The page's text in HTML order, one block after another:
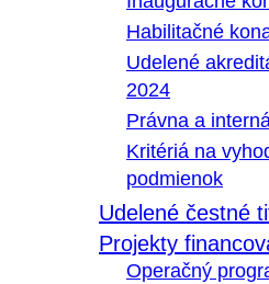
Habilitačné
Udelené
2024
Právna a
Kritériá na
podmienok
Udelené čestné
Projekty
Operačný